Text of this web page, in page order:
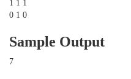
1 1 1
0 1 0
Sample Output
7